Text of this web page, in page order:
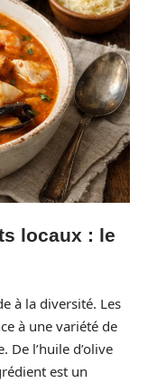
locaux : le
à la diversité. Les
à une variété de
l’huile d’olive
est un